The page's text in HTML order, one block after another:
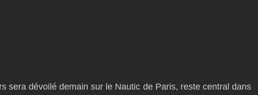
sera dévoilé demain sur le Nautic de Paris, reste central dans